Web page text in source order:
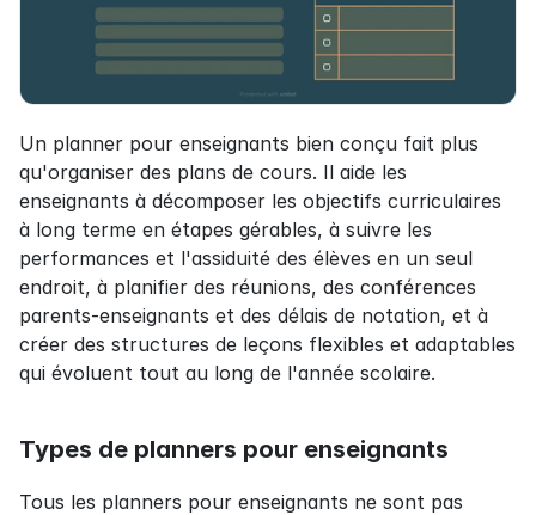
Un planner pour enseignants bien conçu fait plus
qu'organiser des plans de cours. Il aide les
enseignants à décomposer les objectifs curriculaires
à long terme en étapes gérables, à suivre les
performances et l'assiduité des élèves en un seul
endroit, à planifier des réunions, des conférences
parents-enseignants et des délais de notation, et à
créer des structures de leçons flexibles et adaptables
qui évoluent tout au long de l'année scolaire.
Types de planners pour enseignants
Tous les planners pour enseignants ne sont pas